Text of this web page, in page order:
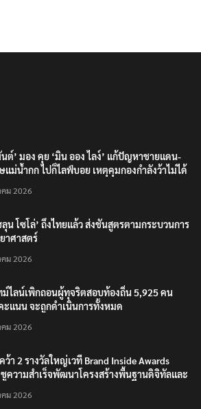
นต์’ มอง คุย ‘มิน ออง ไลง์’ แก้ปัญหาชายแดน-
แม่น้ำกก ไปก็ไลฟ์บอย เหตุคุมกองกำลังว้าไม่ได้
ม 2026
ลุน โซโล่’ ถึงไทยแล้ว ส่งชันสูตรตามกระบวนการ
าศาสตร์
ม 2026
ม์ไลน์เพิกถอนผู้ทุจริตสอบท้องถิ่น 5,925 คน
ะแนน จะถูกดำเนินการทั้งหมด
ม 2026
คว้า 2 รางวัลใหญ่เวที Brand Inside Awards
ความสำเร็จพัฒนาโครงสร้างพื้นฐานดิจิทัลและ
ม 2026